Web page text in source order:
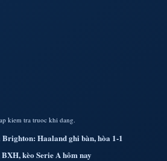
kiem tra truoc khi dang.
Haaland ghi bàn, hòa 1-1
kèo Serie A hôm nay